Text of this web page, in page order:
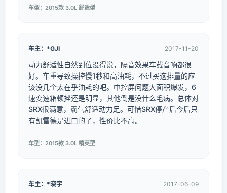
车型：2015款 3.0L 舒适型
车主：*GJI 2017-11-20
动力舒适性自然到位没得说，隔音效果车载音响都很
好。车重导致操控慢1秒和高油耗，不过买这排量的应
该没几个太在乎油耗的吧。中控屏问题大面积爆发，6
速变速箱顿挫还是明显，其他倒是没什么毛病。总体对
SRX很满意，霸气舒适动力足。可惜SRX停产后今后只
有凯雷德是进口的了，性价比不高。
车型：2015款 3.0L 精英型
车主：*晓宇 2017-06-09